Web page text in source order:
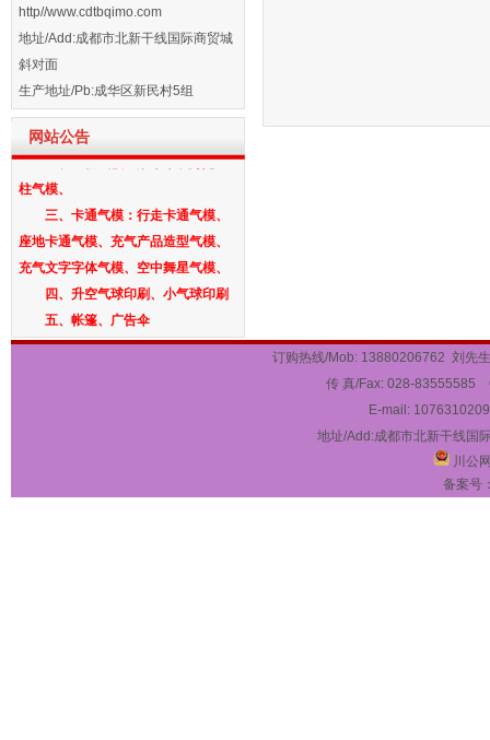
http//www.cdtbqimo.com
地址/Add:成都市北新干线国际商贸城
斜对面
生产地址/Pb:成华区新民村5组
网站公告
一、拱门气模：彩虹单气模拱门、
方形单气模拱门、龙凤拱门气模、连
体气模拱门、充气帐篷拱门气模、异
形气模拱门、婚庆节庆拱门气模、白
事气模拱门
二、立柱气模：豪华华表灯笼立
订购热线/Mob: 13880206762 刘先
传 真/Fax: 028-83555585
E-mail:
地址/Add:成都市北新干线国
川公
备案号